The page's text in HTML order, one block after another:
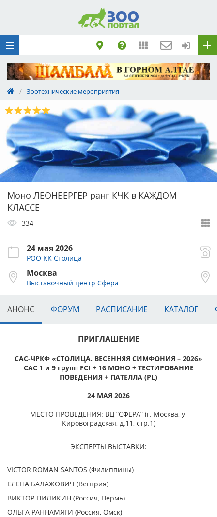
/ Зоотехнические мероприятия
Моно ЛЕОНБЕРГЕР ранг КЧК в КАЖДОМ
КЛАССЕ
334
24 мая 2026
РОО КК Столица
Москва
Выставочный центр Сфера
АНОНС ФОРУМ РАСПИСАНИЕ КАТАЛОГ
ПРИГЛАШЕНИЕ
САС-ЧРКФ «СТОЛИЦА. ВЕСЕННЯЯ СИМФОНИЯ – 2026»
САС 1 и 9 групп FCI + 16 МОНО + ТЕСТИРОВАНИЕ
ПОВЕДЕНИЯ + ПАТЕЛЛА (PL)
24 МАЯ 2026
МЕСТО ПРОВЕДЕНИЯ: ВЦ “СФЕРА” (г. Москва, у.
Кировоградская, д.11, стр.1)
ЭКСПЕРТЫ ВЫСТАВКИ:
VICTOR ROMAN SANTOS (Филиппины)
ЕЛЕНА БАЛАЖОВИЧ (Венгрия)
ВИКТОР ПИЛИКИН (Россия, Пермь)
ОЛЬГА РАННАМЯГИ (Россия, Омск)
метрики
Поездку
Обращение